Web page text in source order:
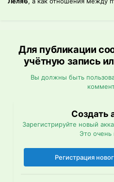
Для публикации
учётную запись
Вы должны быть
Создать
Зарегистрируйте новый
Это очень
Регистрация